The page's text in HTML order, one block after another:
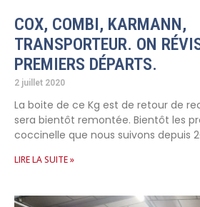
COX, COMBI, KARMANN,
TRANSPORTEUR. ON
PREMIERS DÉPARTS.
2 juillet 2020
La boite de ce Kg est de retour de
sera bientôt remontée. Bientôt les
coccinelle que nous suivons depuis
LIRE LA SUITE »